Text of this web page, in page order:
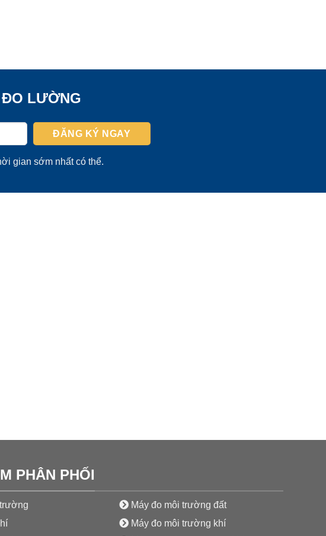
ĐO LƯỜNG
gian sớm nhất có thể.
PHÂN PHỐI
Máy đo môi trường đất
Máy đo môi trường khí